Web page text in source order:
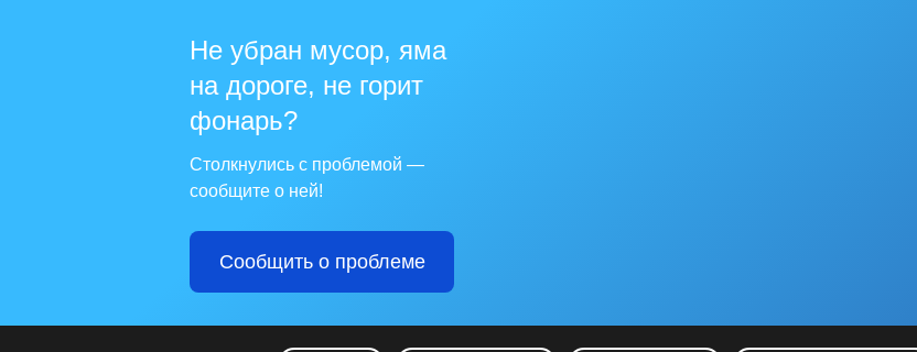
Не убран мусор, яма
на дороге, не горит
фонарь?
Столкнулись с проблемой —
сообщите о ней!
Сообщить о проблеме